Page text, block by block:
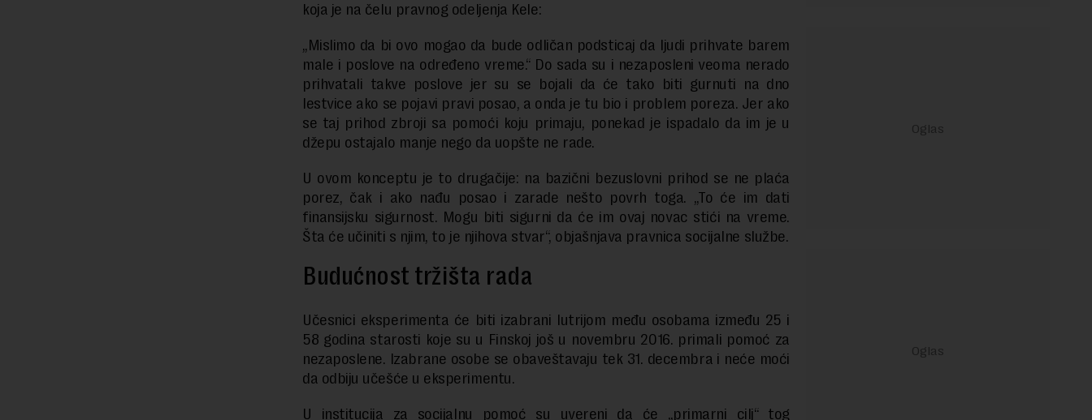
koja je na čelu pravnog odeljenja Kele:
„Mislimo da bi ovo mogao da bude odličan podsticaj da ljudi prihvate barem
male i poslove na određeno vreme.“ Do sada su i nezaposleni veoma nerado
prihvatali takve poslove jer su se bojali da će tako biti gurnuti na dno
lestvice ako se pojavi pravi posao, a onda je tu bio i problem poreza. Jer ako
se taj prihod zbroji sa pomoći koju primaju, ponekad je ispadalo da im je u
džepu ostajalo manje nego da uopšte ne rade.
U ovom konceptu je to drugačije: na bazični bezuslovni prihod se ne plaća
porez, čak i ako nađu posao i zarade nešto povrh toga. „To će im dati
finansijsku sigurnost. Mogu biti sigurni da će im ovaj novac stići na vreme.
Šta će učiniti s njim, to je njihova stvar“, objašnjava pravnica socijalne službe.
Budućnost tržišta rada
Učesnici eksperimenta će biti izabrani lutrijom među osobama između 25 i
58 godina starosti koje su u Finskoj još u novembru 2016. primali pomoć za
nezaposlene. Izabrane osobe se obaveštavaju tek 31. decembra i neće moći
da odbiju učešće u eksperimentu.
U institucija za socijalnu pomoć su uvereni da će „primarni cilj“ tog